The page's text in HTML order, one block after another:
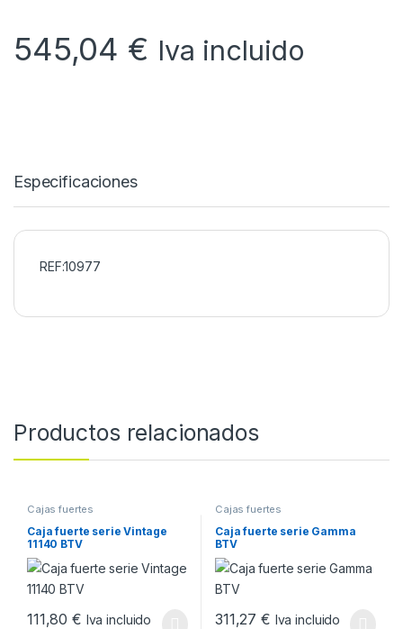
545,04 € Iva incluido
Especificaciones
REF:10977
Productos relacionados
Cajas fuertes
Caja fuerte serie Vintage
11140 BTV
111,80€ Iva incluido
Cajas fuertes
Caja fuerte serie Gamma
BTV
311,27€ Iva incluido